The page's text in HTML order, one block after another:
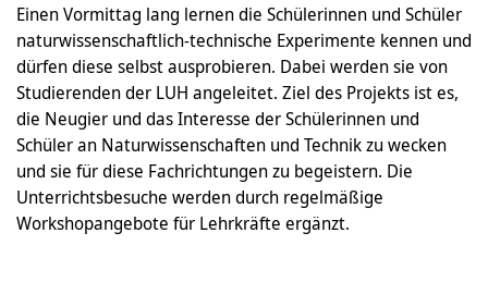
Einen Vormittag lang lernen die Schülerinnen und Schüler
naturwissenschaftlich-technische Experimente kennen und
dürfen diese selbst ausprobieren. Dabei werden sie von
Studierenden der LUH angeleitet. Ziel des Projekts ist es,
die Neugier und das Interesse der Schülerinnen und
Schüler an Naturwissenschaften und Technik zu wecken
und sie für diese Fachrichtungen zu begeistern. Die
Unterrichtsbesuche werden durch regelmäßige
Workshopangebote für Lehrkräfte ergänzt.